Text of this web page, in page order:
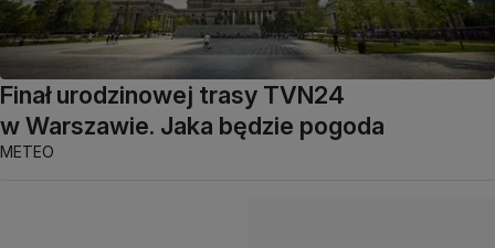
Finał urodzinowej trasy TVN24
w Warszawie. Jaka będzie pogoda
METEO